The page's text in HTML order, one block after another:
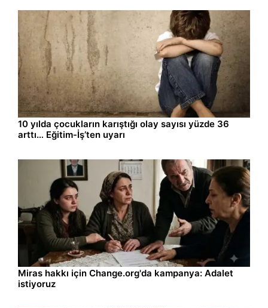
Gündem 06.08.2026 16:29
10 yılda çocukların karıştığı olay sayısı yüzde 36
arttı… Eğitim-İş’ten uyarı
Gündem 06.08.2026 16:13
Miras hakkı için Change.org'da kampanya: Adalet
istiyoruz